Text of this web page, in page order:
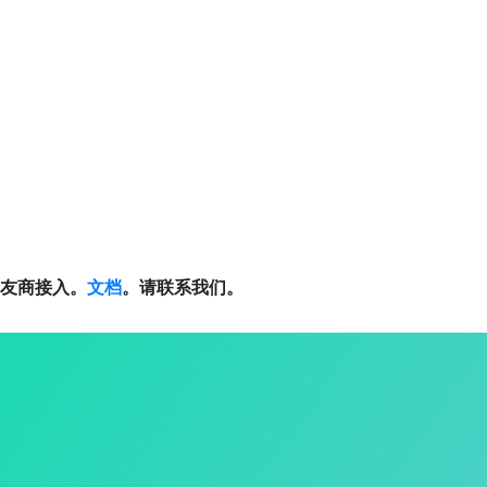
商接入。 文档。请联系我们。